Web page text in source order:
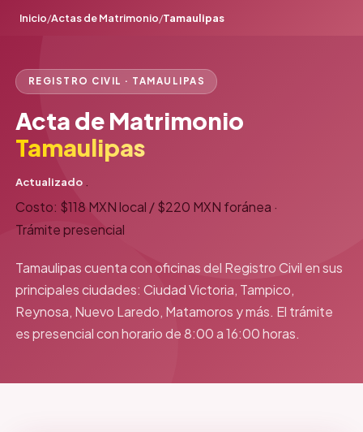
Inicio/Actas de Matrimonio/Tamaulipas
REGISTRO CIVIL · TAMAULIPAS
Acta de Matrimonio
Tamaulipas
Actualizado ·
Costo: $118 MXN local / $220 MXN foránea ·
Trámite presencial
Tamaulipas cuenta con oficinas del Registro Civil en sus
principales ciudades: Ciudad Victoria, Tampico,
Reynosa, Nuevo Laredo, Matamoros y más. El trámite
es presencial con horario de 8:00 a 16:00 horas.